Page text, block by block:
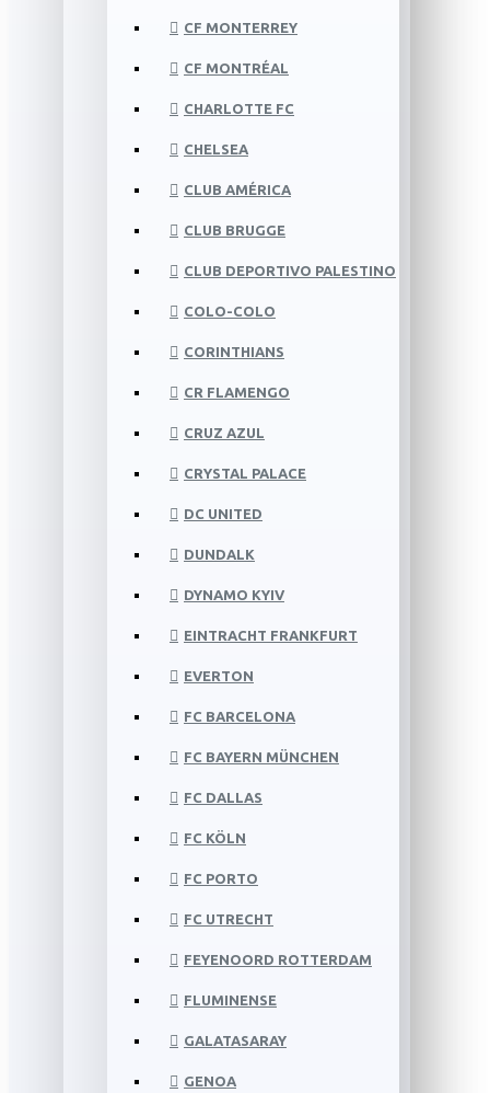
CF MONTERREY
CF MONTRÉAL
CHARLOTTE FC
CHELSEA
CLUB AMÉRICA
CLUB BRUGGE
CLUB DEPORTIVO PALESTINO
COLO-COLO
CORINTHIANS
CR FLAMENGO
CRUZ AZUL
CRYSTAL PALACE
DC UNITED
DUNDALK
DYNAMO KYIV
EINTRACHT FRANKFURT
EVERTON
FC BARCELONA
FC BAYERN MÜNCHEN
FC DALLAS
FC KÖLN
FC PORTO
FC UTRECHT
FEYENOORD ROTTERDAM
FLUMINENSE
GALATASARAY
GENOA